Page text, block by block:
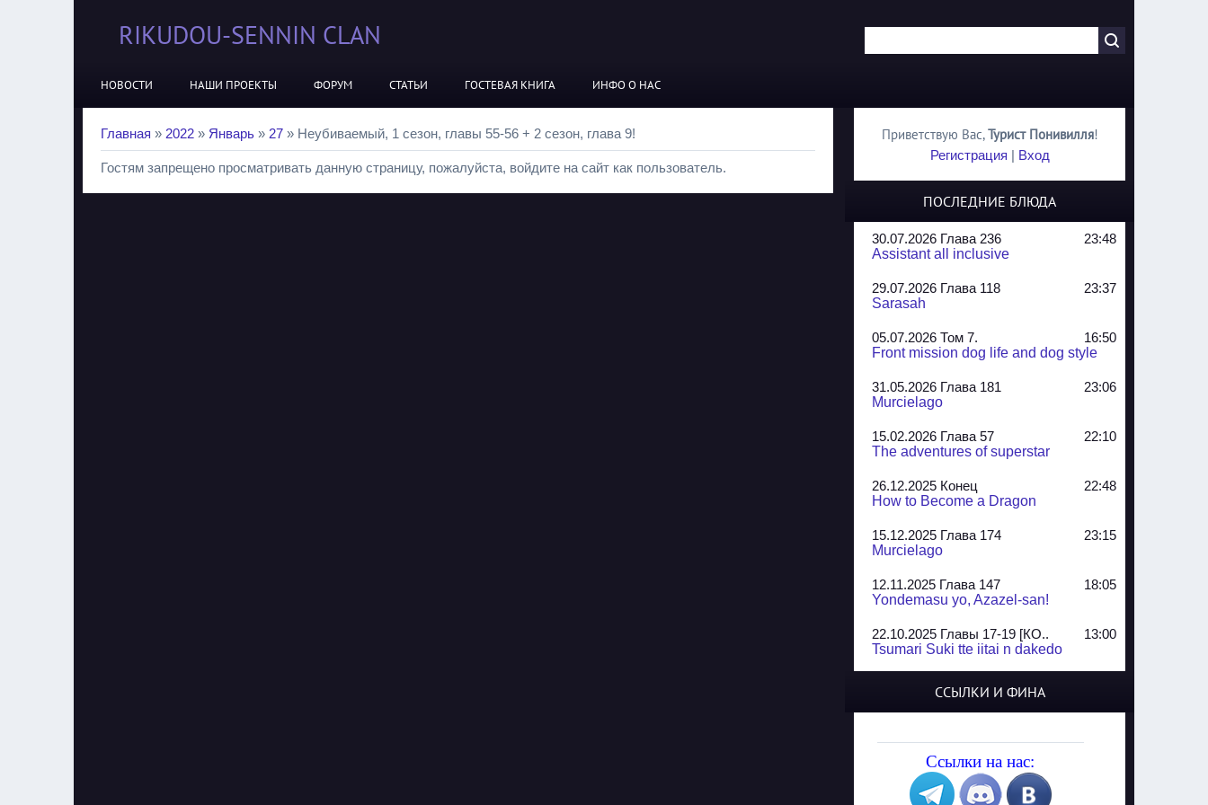
RIKUDOU-SENNIN CLAN
НОВОСТИ НАШИ ПРОЕКТЫ ФОРУМ СТАТЬИ ГОСТЕВАЯ КНИГА ИНФО О НАС
Главная » 2022 » Январь » 27 » Неубиваемый, 1 сезон, главы 55-56 + 2 сезон, глава 9!
Гостям запрещено просматривать данную страницу, пожалуйста, войдите на сайт как пользователь.
Приветствую Вас,Турист Понивилля!
Регистрация | Вход
ПОСЛЕДНИЕ БЛЮДА
30.07.2026 Глава 236
23:48
Assistant all inclusive
29.07.2026 Глава 118
23:37
Sarasah
05.07.2026 Том 7.
16:50
Front mission dog life and dog style
31.05.2026 Глава 181
23:06
Murcielago
15.02.2026 Глава 57
22:10
The adventures of superstar
26.12.2025 Конец
22:48
How to Become a Dragon
15.12.2025 Глава 174
23:15
Murcielago
12.11.2025 Глава 147
18:05
Yondemasu yo, Azazel-san!
22.10.2025 Главы 17-19 [КО..
13:00
Tsumari Suki tte iitai n dakedo
Jungle Juice
Yozakura Shijuusou
08.08.2025 Глава 50
A Compendium of Ghosts
ССЫЛКИ И ФИНА
Ссылки на нас: